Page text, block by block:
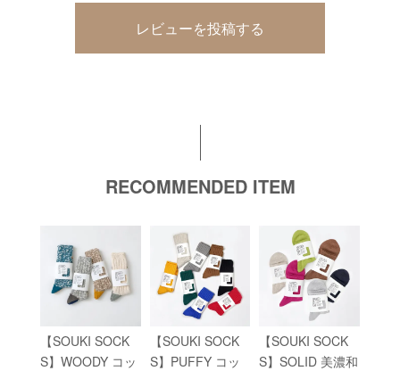
レビューを投稿する
RECOMMENDED ITEM
【SOUKI SOCK
S】WOODY コッ
【SOUKI SOCK
S】PUFFY コッ
【SOUKI SOCK
S】SOLID 美濃和